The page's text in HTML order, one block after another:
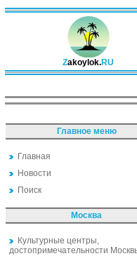
Zakoylok.RU
Главное меню
Главная
Новости
Поиск
Москва
Культурные центры,
достопримечательности